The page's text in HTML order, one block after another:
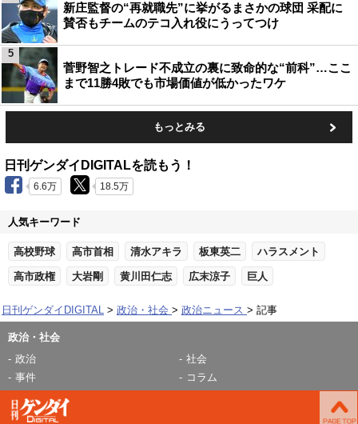
新庄監督の“再就職先”に挙がるまさかの球団 采配に
賛否もチームのテコ入れ役にうってつけ
菅野智之トレード不成立の裏に致命的な“前科”…ここ
まで11勝4敗でも市場価値が低かったワケ
5
もっとみる
日刊ゲンダイDIGITALを読もう！
6.6万 18.5万
人気キーワード
高校野球 高市首相 清水アキラ 板東英二 ハラスメント
高市政権 大岩剛 黄川田仁志 広末涼子 巨人
日刊ゲンダイDIGITAL 政治・社会 政治ニュース 記事
政治・社会
政治
社会
事件
コラム